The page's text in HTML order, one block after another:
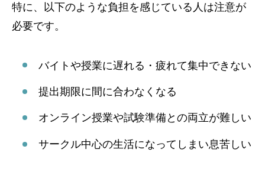
特に、以下のような負担を感じている人は注意が
必要です。
バイトや授業に遅れる・疲れて集中できない
提出期限に間に合わなくなる
オンライン授業や試験準備との両立が難しい
サークル中心の生活になってしまい息苦しい